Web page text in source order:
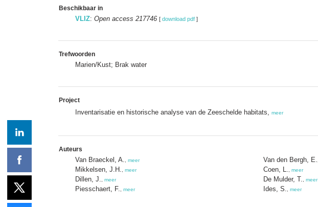
Beschikbaar in
VLIZ: Open access 217746 [ download pdf ]
Trefwoorden
Marien/Kust; Brak water
Project
Inventarisatie en historische analyse van de Zeeschelde habitats, meer
Auteurs
Van Braeckel, A. meer
Mikkelsen, J.H. meer
Dillen, J. meer
Piesschaert, F. meer
Van den Bergh, E.
Coen, L. meer
De Mulder, T. meer
Ides, S. meer